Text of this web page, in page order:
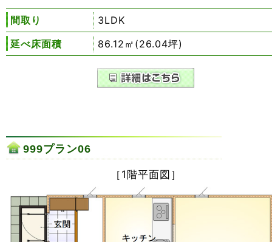
間取り
3LDK
延べ床面積
86.12㎡(26.04坪)
999プラン06
［1階平面図］